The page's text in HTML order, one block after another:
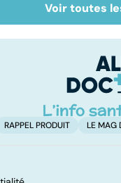
des
: que faire
Voir toutes
RAPPEL PRODUIT LE MAG